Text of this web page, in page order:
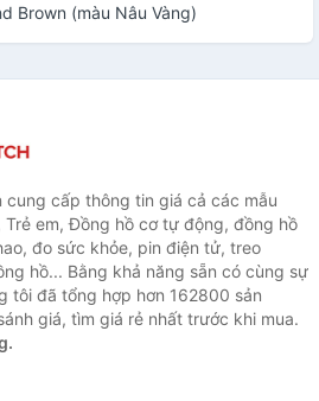
Brown (màu Nâu Vàng)
cung cấp thông tin giá cả các mẫu
em, Đồng hồ cơ tự động, đồng hồ
đo sức khỏe, pin điện tử, treo
hồ... Bằng khả năng sẵn có cùng sự
tôi đã tổng hợp hơn 162800 sản
giá, tìm giá rẻ nhất trước khi mua.